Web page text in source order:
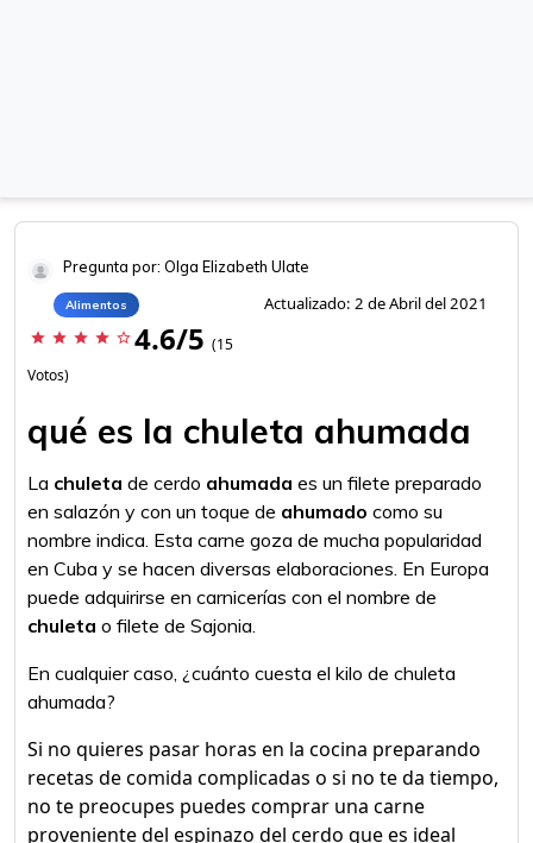
Pregunta por: Olga Elizabeth Ulate
Alimentos Actualizado: 2 de Abril del 2021
star star star star star_border 4.6/5 (15
Votos)
qué es la chuleta ahumada
La chuleta de cerdo ahumada es un filete preparado
en salazón y con un toque de ahumado como su
nombre indica. Esta carne goza de mucha popularidad
en Cuba y se hacen diversas elaboraciones. En Europa
puede adquirirse en carnicerías con el nombre de
chuleta o filete de Sajonia.
En cualquier caso, ¿cuánto cuesta el kilo de chuleta
ahumada?
Si no quieres pasar horas en la cocina preparando
recetas de comida complicadas o si no te da tiempo,
no te preocupes puedes comprar una carne
proveniente del espinazo del cerdo que es ideal